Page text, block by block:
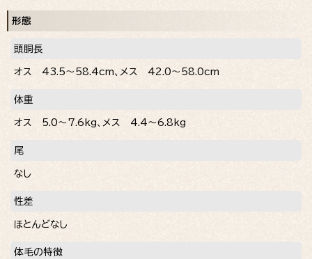
形態
頭胴長
オス 43.5～58.4cm、メス 42.0～58.0cm
体重
オス 5.0～7.6kg、メス 4.4～6.8kg
尾
なし
性差
ほとんどなし
体毛の特徴